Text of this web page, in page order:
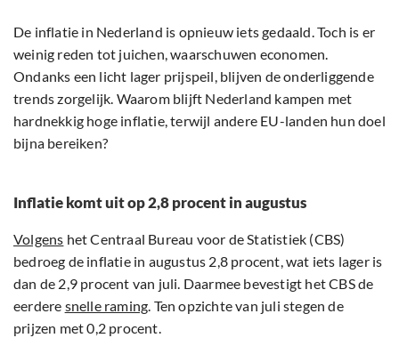
De inflatie in Nederland is opnieuw iets gedaald. Toch is er
weinig reden tot juichen, waarschuwen economen.
Ondanks een licht lager prijspeil, blijven de onderliggende
trends zorgelijk. Waarom blijft Nederland kampen met
hardnekkig hoge inflatie, terwijl andere EU-landen hun doel
bijna bereiken?
Inflatie komt uit op 2,8 procent in augustus
Volgens het Centraal Bureau voor de Statistiek (CBS)
bedroeg de inflatie in augustus 2,8 procent, wat iets lager is
dan de 2,9 procent van juli. Daarmee bevestigt het CBS de
eerdere snelle raming. Ten opzichte van juli stegen de
prijzen met 0,2 procent.